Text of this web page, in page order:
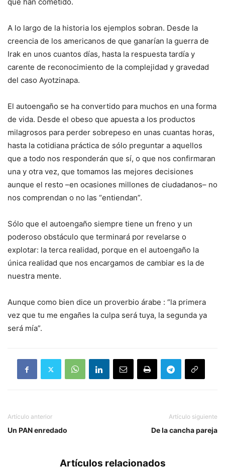
A lo largo de la historia los ejemplos sobran. Desde la
creencia de los americanos de que ganarían la guerra de
Irak en unos cuantos días, hasta la respuesta tardía y
carente de reconocimiento de la complejidad y gravedad
del caso Ayotzinapa.
El autoengaño se ha convertido para muchos en una forma
de vida. Desde el obeso que apuesta a los productos
milagrosos para perder sobrepeso en unas cuantas horas,
hasta la cotidiana práctica de sólo preguntar a aquellos
que a todo nos responderán que sí, o que nos confirmaran
una y otra vez, que tomamos las mejores decisiones
aunque el resto –en ocasiones millones de ciudadanos– no
nos comprendan o no las “entiendan”.
Sólo que el autoengaño siempre tiene un freno y un
poderoso obstáculo que terminará por revelarse o
explotar: la terca realidad, porque en el autoengaño la
única realidad que nos encargamos de cambiar es la de
nuestra mente.
Aunque como bien dice un proverbio árabe : “la primera
vez que tu me engañes la culpa será tuya, la segunda ya
será mía”.
Artículo anterior
Un PAN enredado
Artículo siguiente
De la cancha pareja
Artículos relacionados